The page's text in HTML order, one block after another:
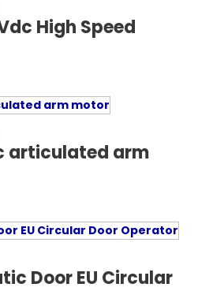
High Speed
articulated arm
Door EU Circular